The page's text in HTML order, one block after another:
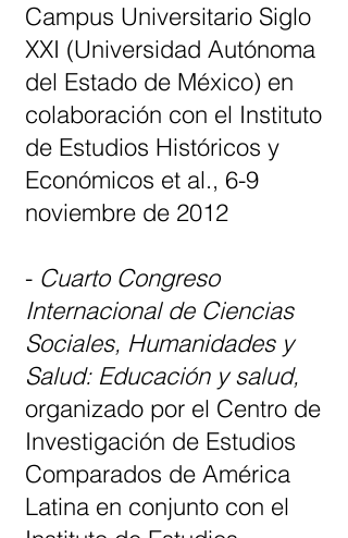
Campus Universitario Siglo
XXI (Universidad Autónoma
del Estado de México) en
colaboración con el Instituto
de Estudios Históricos y
Económicos et al., 6-9
noviembre de 2012
- Cuarto Congreso
Internacional de Ciencias
Sociales, Humanidades y
Salud: Educación y salud,
organizado por el Centro de
Investigación de Estudios
Comparados de América
Latina en conjunto con el